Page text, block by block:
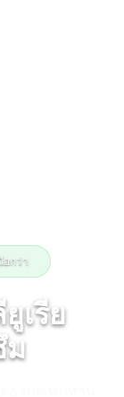
กว่า
เรีย
ม